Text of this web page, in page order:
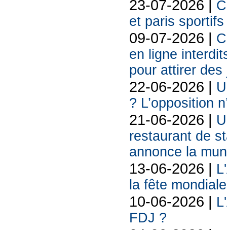
23-07-2026 |
et paris
09-07-2026 |
en ligne
pour attirer des
22-06-2026 |
? L’opposition
21-06-2026 |
restaurant de
annonce la
13-06-2026 |
la fête
10-06-2026 |
FDJ ?